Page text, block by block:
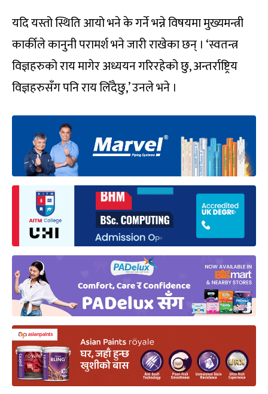
यदि यस्तो स्थिति आयो भने के गर्ने भन्ने विषयमा मुख्यमन्त्री
कार्कीले कानुनी परामर्श भने जारी राखेका छन् । ‘स्वतन्त्र
विज्ञहरुको राय मागेर अध्ययन गरिरहेको छु, अन्तर्राष्ट्रिय
विज्ञहरुसँग पनि राय लिँदैछु,’ उनले भने ।